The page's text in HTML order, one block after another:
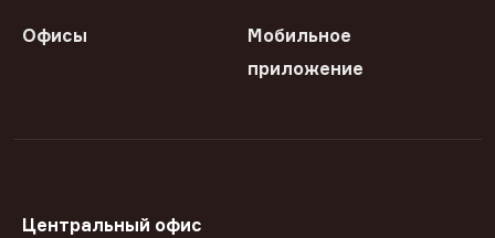
Офисы
Мобильное
приложение
Центральный офис